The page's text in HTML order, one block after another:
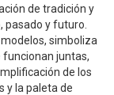
de tradición y
pasado y futuro.
simboliza
juntas,
de los
y la paleta de